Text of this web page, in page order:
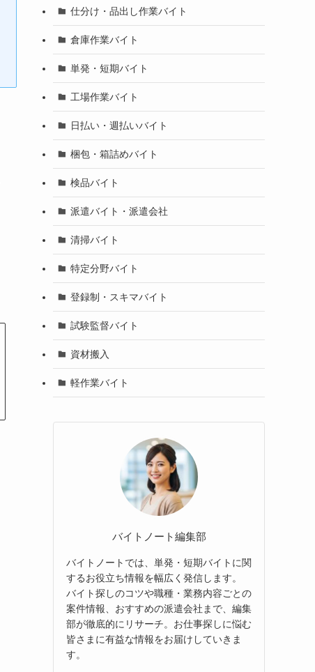
仕分け・品出し作業バイト
倉庫作業バイト
単発・短期バイト
工場作業バイト
日払い・週払いバイト
梱包・箱詰めバイト
検品バイト
派遣バイト・派遣会社
清掃バイト
特定分野バイト
登録制・スキマバイト
試験監督バイト
資材搬入
軽作業バイト
バイトノート編集部
バイトノートでは、単発・短期バイトに関
するお役立ち情報を幅広く発信します。
バイト探しのコツや職種・業務内容ごとの
案件情報、おすすめの派遣会社まで、編集
部が徹底的にリサーチ。お仕事探しに悩む
皆さまに有益な情報をお届けしていきま
す。